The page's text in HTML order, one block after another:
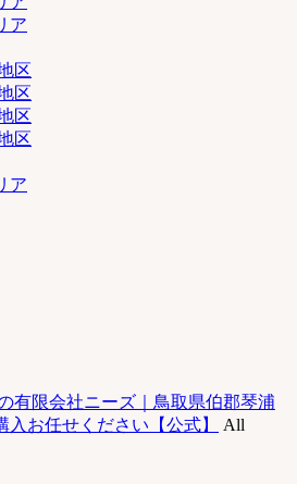
ア
区
区
区
区
ア
有限会社ニーズ｜鳥取県伯郡琴浦
お任せください【公式】
All